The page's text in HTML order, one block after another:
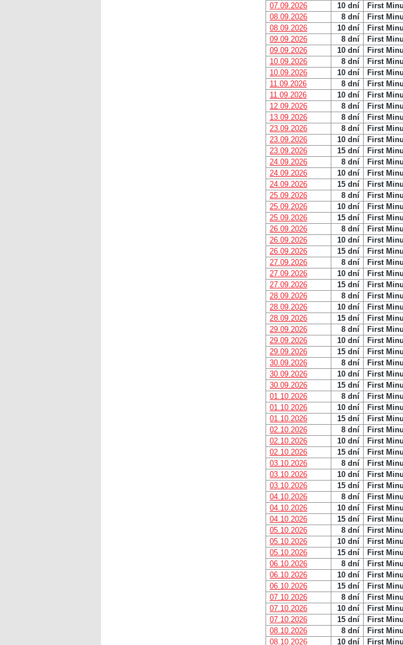
07.09.2026
10 dní First
08.09.2026
8 dní First
08.09.2026
10 dní First
09.09.2026
8 dní First
09.09.2026
10 dní First
10.09.2026
8 dní First
10.09.2026
10 dní First
11.09.2026
8 dní First
11.09.2026
10 dní First
12.09.2026
8 dní First
13.09.2026
8 dní First
23.09.2026
8 dní First
23.09.2026
10 dní First
23.09.2026
15 dní First
24.09.2026
8 dní First
24.09.2026
10 dní First
24.09.2026
15 dní First
25.09.2026
8 dní First
25.09.2026
10 dní First
25.09.2026
15 dní First
26.09.2026
8 dní First
26.09.2026
10 dní First
26.09.2026
15 dní First
27.09.2026
8 dní First
27.09.2026
10 dní First
27.09.2026
15 dní First
28.09.2026
8 dní First
28.09.2026
10 dní First
28.09.2026
15 dní First
29.09.2026
8 dní First
29.09.2026
10 dní First
29.09.2026
15 dní First
30.09.2026
8 dní First
30.09.2026
10 dní First
30.09.2026
15 dní First
01.10.2026
8 dní First
01.10.2026
10 dní First
01.10.2026
15 dní First
02.10.2026
8 dní First
02.10.2026
10 dní First
02.10.2026
15 dní First
03.10.2026
8 dní First
03.10.2026
10 dní First
03.10.2026
15 dní First
04.10.2026
8 dní First
04.10.2026
10 dní First
04.10.2026
15 dní First
05.10.2026
8 dní First
05.10.2026
10 dní First
05.10.2026
15 dní First
06.10.2026
8 dní First
06.10.2026
10 dní First
06.10.2026
15 dní First
07.10.2026
8 dní First
07.10.2026
10 dní First
07.10.2026
15 dní First
08.10.2026
8 dní First
08.10.2026
10 dní First